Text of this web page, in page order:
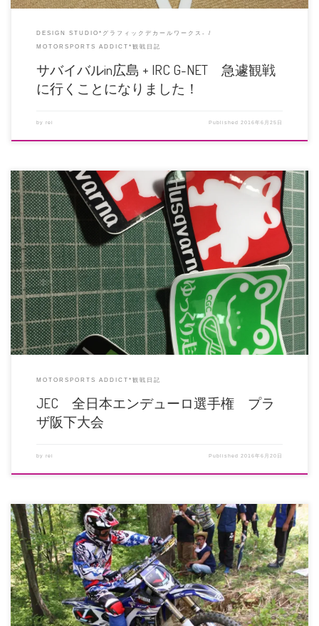
DESIGN STUDIO*グラフィックデカールワークス-
MOTORSPORTS ADDICT*観戦日記
サバイバルin広島 + IRC G-NET 急遽観戦
に行くことになりました！
by rei Published2016年6月25日
プラザ阪下 ＝ JEC ウッズ下市 ＝ サイレント いなべ ＝ いなべイーズ
生駒 ＝ パークス５ […]
MOTORSPORTS ADDICT*観戦日記
JEC 全日本エンデューロ選手権 プラ
ザ阪下大会
by rei Published2016年6月20日
紙媒体に使用させていただくため、IRC飯塚氏の許可を得てG-NET斑尾大会の写
真を収集していたところ […]